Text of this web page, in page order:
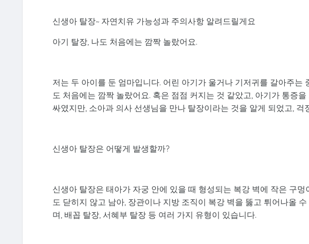
신생아 탈장~ 자연치유 가능성과 주의사항 알려드릴게요
아기 탈장, 나도 처음에는 깜짝 놀랐어요.
저는 두 아이를 둔 엄마입니다. 어린 아기가 울거나 기저귀를 갈아주는
도 처음에는 깜짝 놀랐어요. 혹은 점점 커지는 것 같았고, 아기가 통증
싸였지만, 소아과 의사 선생님을 만나 탈장이라는 것을 알게 되었고, 걱
신생아 탈장은 어떻게 발생할까?
신생아 탈장은 태아가 자궁 안에 있을 때 형성되는 복강 벽에 작은 구
도 닫히지 않고 남아, 장관이나 지방 조직이 복강 벽을 뚫고 튀어나올
며, 배꼽 탈장, 서혜부 탈장 등 여러 가지 유형이 있습니다.